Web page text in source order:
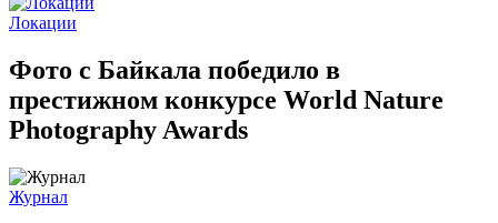
Локации
Фото с Байкала победило в
престижном конкурсе World Nature
Photography Awards
Журнал